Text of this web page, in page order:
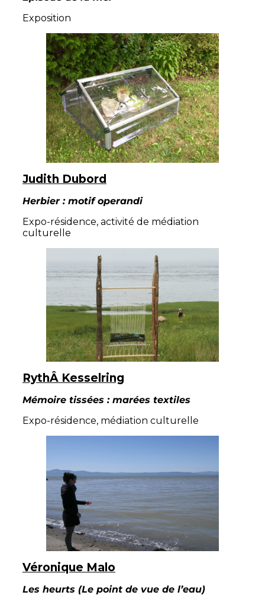
Exposition
Judith Dubord
Herbier : motif operandi
Expo-résidence, activité de médiation
culturelle
RythÂ Kesselring
Mémoire tissées : marées textiles
Expo-résidence, médiation culturelle
Véronique Malo
Les heurts (Le point de vue de l’eau)